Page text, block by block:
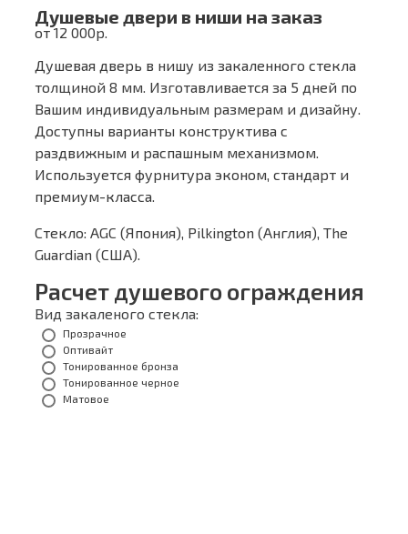
Душевые двери в ниши на заказ
от 12 000р.
Душевая дверь в нишу из закаленного стекла
толщиной 8 мм. Изготавливается за 5 дней по
Вашим индивидуальным размерам и дизайну.
Доступны варианты конструктива с
раздвижным и распашным механизмом.
Используется фурнитура эконом, стандарт и
премиум-класса.
Стекло: AGC (Япония), Pilkington (Англия), The
Guardian (США).
Расчет душевого ограждения
Вид закаленого стекла:
Прозрачное
Оптивайт
Тонированное бронза
Тонированное черное
Матовое